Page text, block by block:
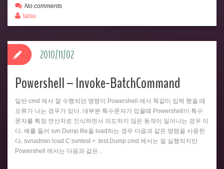
No comments
talsu
Powershell – Invoke-BatchCommand
일반 cmd 에서 잘 수행되던 명령이 Powershell 에서 똑같이 입력 했을 때
오류가 나는 경우가 있다. 대부분 특수문자가 있을때 Powershell이 특수
문자를 특정 연산자로 인식하면서 의도하지 않은 동작이 일어나는 경우 이
다. 예를 들어 svn Dump file을 load하는 경우 다음과 같은 명령을 사용한
다. svnadmin load C:svntest < .test.Dump cmd 에서는 잘 실행되지만
Powershell 에서는 다음과 같은...
2010/11/02